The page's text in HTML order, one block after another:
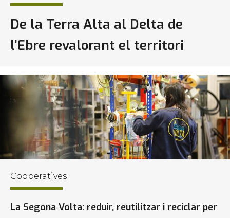
De la Terra Alta al Delta de
l'Ebre revalorant el territori
Cooperatives
La Segona Volta: reduir, reutilitzar i reciclar per